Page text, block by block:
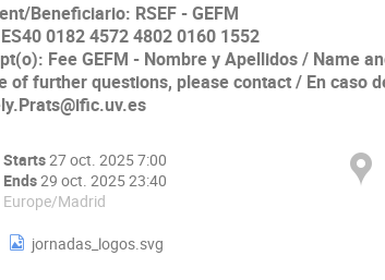
Beneficiario: RSEF - GEFM
0182 4572 4802 0160 1552
Fee GEFM - Nombre y Apellidos / Name
of further questions, please contact / En caso
Starts27 oct. 2025 7:00
Ends29 oct. 2025 23:40
Europe/Madrid
jornadas_logos.svg